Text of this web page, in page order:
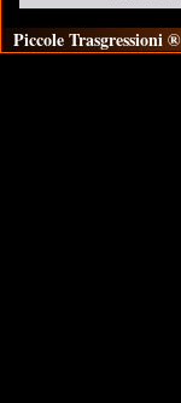
Piccole Trasgressioni ®